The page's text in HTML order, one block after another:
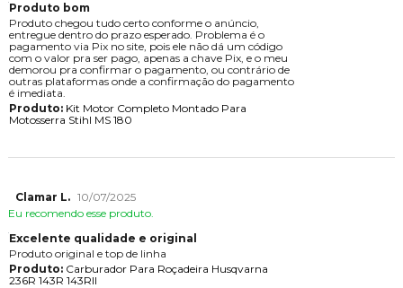
Produto bom
Produto chegou tudo certo conforme o anúncio,
entregue dentro do prazo esperado. Problema é o
pagamento via Pix no site, pois ele não dá um código
com o valor pra ser pago, apenas a chave Pix, e o meu
demorou pra confirmar o pagamento, ou contrário de
outras plataformas onde a confirmação do pagamento
é imediata.
Produto:Kit Motor Completo Montado Para
Motosserra Stihl MS 180
Clamar L. 10/07/2025
Eu recomendo esse produto.
Excelente qualidade e original
Produto original e top de linha
Produto:Carburador Para Roçadeira Husqvarna
236R 143R 143RII